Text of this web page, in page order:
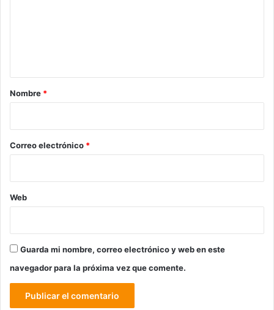
r
*
Nombre *
Correo electrónico *
Web
Guarda mi nombre, correo electrónico y web en este
navegador para la próxima vez que comente.